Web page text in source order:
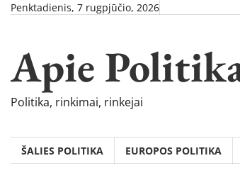
SkipPenktadienis, 7 rugpjūčio, 2026
Apie
Politika, rinkimai, rinkejai
ŠALIES POLITIKA EUROPOS POLITIKA